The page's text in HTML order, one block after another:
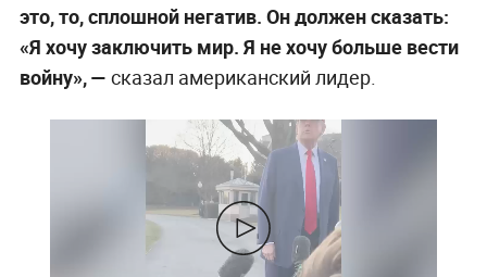
это, то, сплошной негатив. Он должен сказать:
«Я хочу заключить мир. Я не хочу больше вести
войну», — сказал американский лидер.